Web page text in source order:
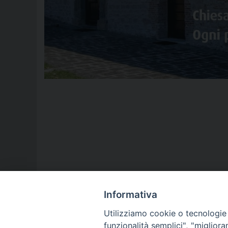
LA NOSTRA DIOCESI
Informativa
Utilizziamo cookie o
funzionalità semplici",